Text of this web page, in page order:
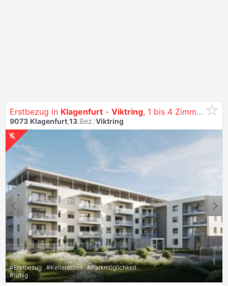
Erstbezug in Klagenfurt - Viktring, 1 bis 4 Zimmer Wohnungen - Siehe: Https:/Vitrino.At/
9073 Klagenfurt,13.Bez.:Viktring
#Erstbezug #Kellerabteil #Parkmöglichkeit
#ruhig